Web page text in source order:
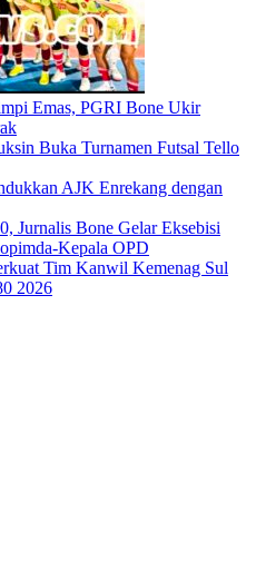
Emas, PGRI Bone Ukir
Buka Turnamen Futsal Tello
AJK Enrekang dengan
Jurnalis Bone Gelar Eksebisi
Kepala OPD
Tim Kanwil Kemenag Sul
2026